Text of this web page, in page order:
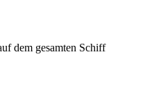
dem gesamten Schiff